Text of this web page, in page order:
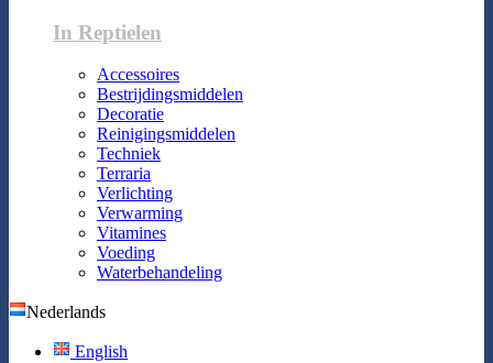
In Reptielen
Accessoires
Bestrijdingsmiddelen
Decoratie
Reinigingsmiddelen
Techniek
Terraria
Verlichting
Verwarming
Vitamines
Voeding
Waterbehandeling
Nederlands
English